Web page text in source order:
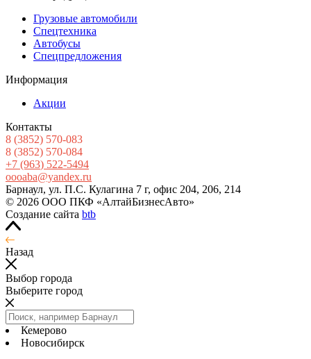
Грузовые автомобили
Спецтехника
Автобусы
Спецпредложения
Информация
Акции
Контакты
8 (3852) 570-083
8 (3852) 570-084
+7 (963) 522-5494
oooaba@yandex.ru
Барнаул, ул. П.С. Кулагина 7 г, офис 204, 206, 214
© 2026 ООО ПКФ «АлтайБизнесАвто»
Создание сайта btb
Назад
Выбор города
Выберите город
Кемерово
Новосибирск